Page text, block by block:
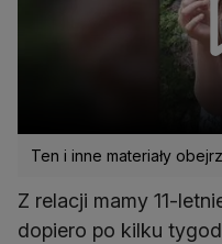
Ten i inne materiały
Z relacji mamy 11-
dopiero po kilku